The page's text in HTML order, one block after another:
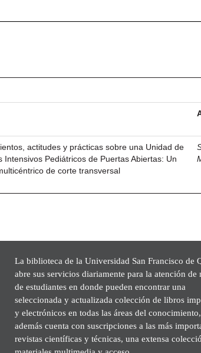
actitudes y prácticas sobre una Unidad de
Intensivos Pediátricos de Puertas Abiertas: Un
de corte transversal
La biblioteca de la Universidad San Francisco de
abre sus servicios diariamente para la atención de
de estudiantes en donde pueden encontrar una
seleccionada y actualizada colección de libros
y electrónicos en todas las áreas del conocimiento,
además cuenta con suscripciones a las más
revistas científicas y técnicas, una extensa